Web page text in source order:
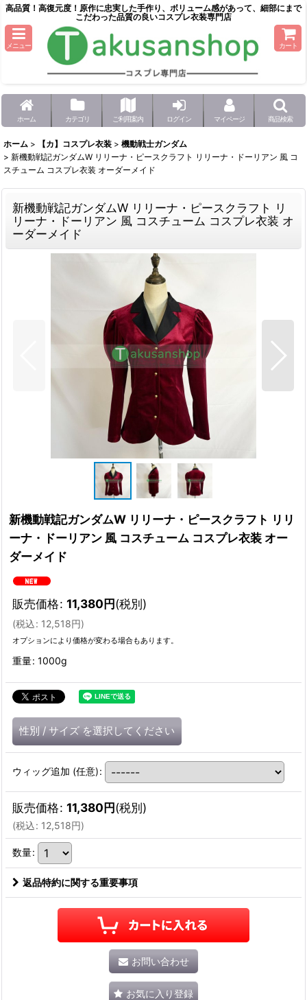
高品質！高復元度！原作に忠実した手作り、ボリューム感があって、細部にまで
こだわった品質の良いコスプレ衣装専門店
メニュー カート
ホーム カテゴリ ご利用案内 ログイン マイページ 商品検索
ホーム > 【カ】コスプレ衣装 > 機動戦士ガンダム
> 新機動戦記ガンダムW リリーナ・ピースクラフト リリーナ・ドーリアン 風 コ
スチューム コスプレ衣装 オーダーメイド
新機動戦記ガンダムW リリーナ・ピースクラフト リ
リーナ・ドーリアン 風 コスチューム コスプレ衣装 オ
ーダーメイド
新機動戦記ガンダムW リリーナ・ピースクラフト リリ
ーナ・ドーリアン 風 コスチューム コスプレ衣装 オー
ダーメイド
販売価格: 11,380円(税別)
(税込: 12,518円)
オプションにより価格が変わる場合もあります。
重量: 1000g
性別 / サイズ を選択してください
ウィッグ追加 (任意):
販売価格: 11,380円(税別)
(税込: 12,518円)
数量:
返品特約に関する重要事項
お問い合わせ
お気に入り登録